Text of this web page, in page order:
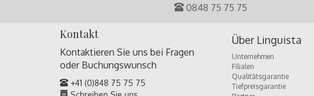
0848 75 75 75
Kontakt
Kontaktieren Sie uns bei Fragen
oder Buchungswunsch
+41 (0)848 75 75 75
Über Linguista
Unternehmen
Filialen
Qualitätsgarantie
Tiefpreisgarantie